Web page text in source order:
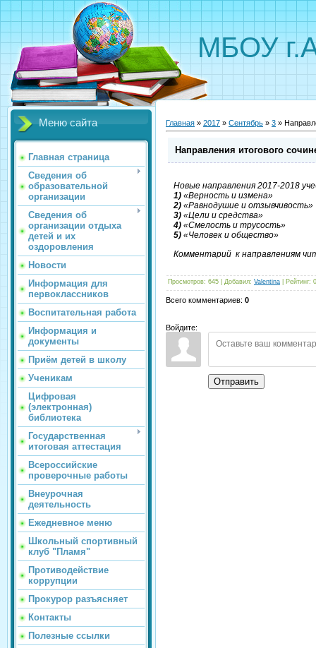
МБОУ
Меню сайта
Главная страница
Сведения об
образовательной
организации
Сведения об
организации отдыха
детей и их
оздоровления
Новости
Информация для
первоклассников
Воспитательная работа
Информация и
документы
Приём детей в школу
Ученикам
Цифровая
(электронная)
библиотека
Государственная
итоговая аттестация
Всероссийские
проверочные работы
Внеурочная
деятельность
Ежедневное меню
Школьный спортивный
клуб "Пламя"
Противодействие
коррупции
Прокурор разъясняет
Контакты
Полезные ссылки
Главная » 2017 » Сентябрь » 3 »
Направления итогового
Новые направления 2017-2018
1) «Верность и измена»
2) «Равнодушие и отзывчивость»
3) «Цели и средства»
4) «Смелость и трусость»
5) «Человек и общество»
Комментарий к направлениям
Просмотров: 645 Добавил: Valentina Рейтинг:
Всего комментариев: 0
Войдите:
Отправить